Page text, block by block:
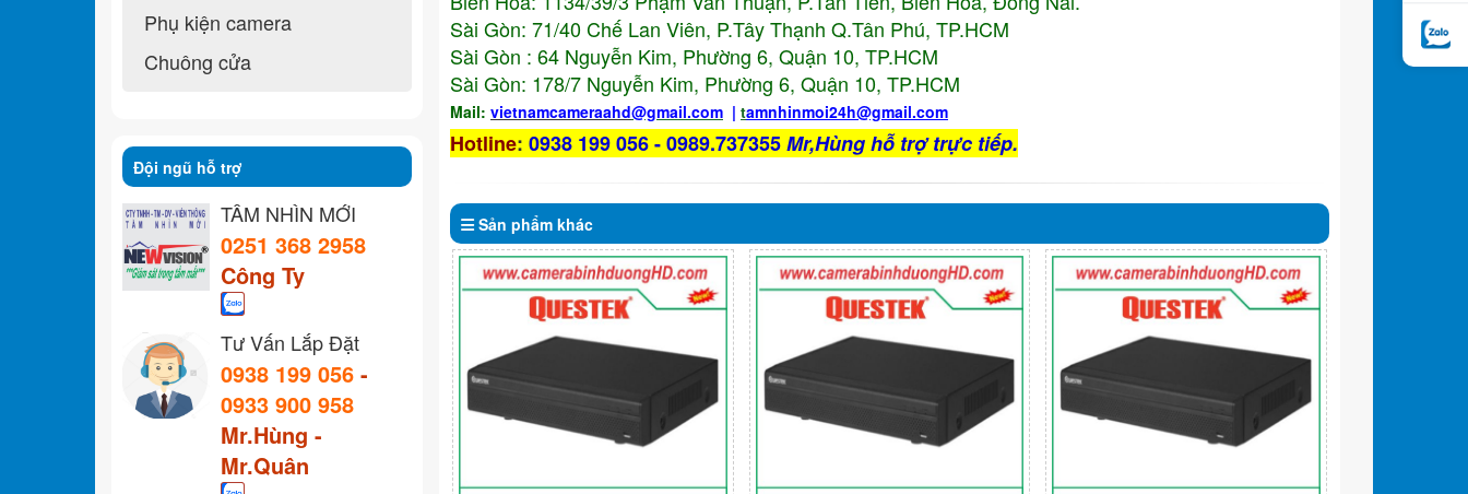
Sài Gòn: 71/40 Chế Lan Viên, P.Tây Thạnh Q.Tân Phú, TP.HCM
Sài Gòn : 64 Nguyễn Kim, Phường 6, Quận 10, TP.HCM
Sài Gòn: 178/7 Nguyễn Kim, Phường 6, Quận 10, TP.HCM
Mail: vietnamcameraahd@gmail.com | tamnhinmoi24h@gmail.com
Hotline: 0938 199 056 - 0989.737355Mr,Hùng hỗ trợ trực tiếp.
Sản phẩm khác
Phụ kiện camera
Chuông cửa
Đội ngũ hỗ trợ
TẦM NHÌN MỚI
0251 368 2958
Công Ty
Tư Vấn Lắp Đặt
0938 199 056 -
0933 900 958
Mr.Hùng -
Mr.Quân